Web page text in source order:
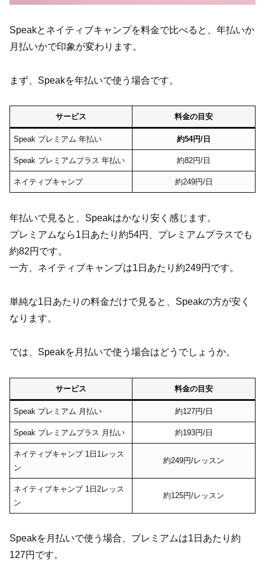
Speakとネイティブキャンプを料金で比べると、年払いか
月払いかで印象が変わります。
まず、Speakを年払いで使う場合です。
サービス 料金の目安
Speak プレミアム 年払い 約54円/日
Speak プレミアムプラス 年払い 約82円/日
ネイティブキャンプ 約249円/日
年払いで見ると、Speakはかなり安く感じます。
プレミアムなら1日あたり約54円、プレミアムプラスでも
約82円です。
一方、ネイティブキャンプは1日あたり約249円です。
単純な1日あたりの料金だけで見ると、Speakの方が安く
なります。
では、Speakを月払いで使う場合はどうでしょうか。
サービス 料金の目安
Speak プレミアム 月払い 約127円/日
Speak プレミアムプラス 月払い 約193円/日
ネイティブキャンプ 1日1レッス
ン
約249円/レッスン
ネイティブキャンプ 1日2レッス
ン
約125円/レッスン
Speakを月払いで使う場合、プレミアムは1日あたり約
127円です。